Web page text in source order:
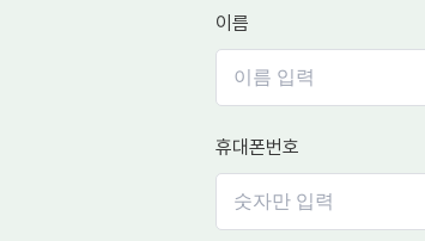
이름
휴대폰번호